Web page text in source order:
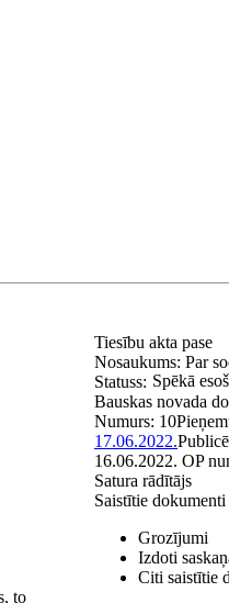
to
Tiesību akta pase
Nosaukums: Par
Statuss: Spēkā
Bauskas novada
Numurs: 10
17.06.2022.
16.06.2022. OP
Satura rādītājs
Saistītie dokumenti
Grozījumi
Izdoti
Citi saistītie